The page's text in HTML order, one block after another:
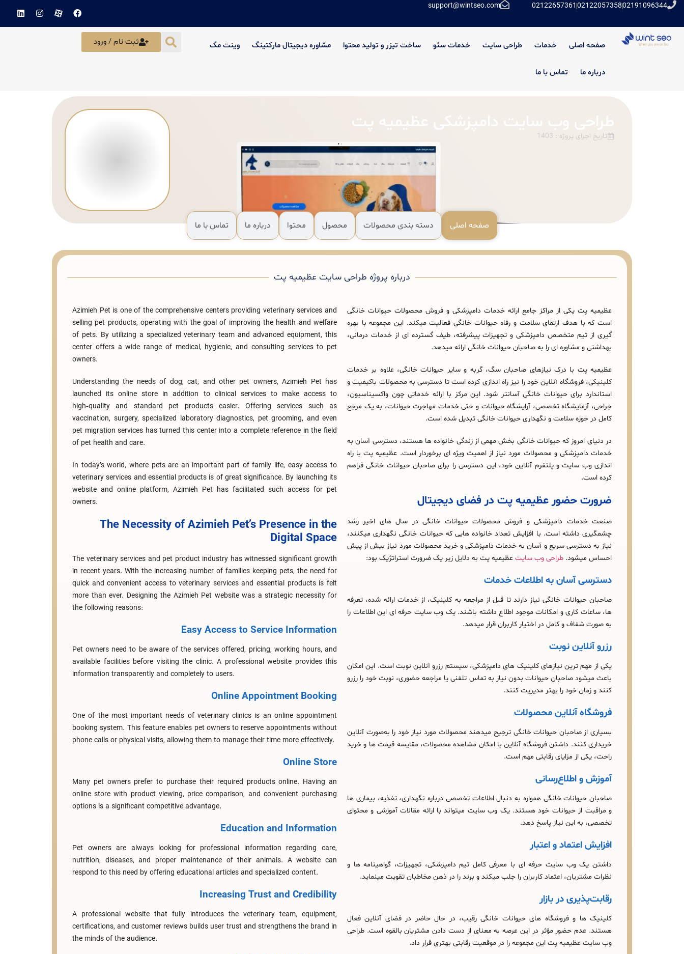
02191096344
02122057358
02122657361
support@wintseo.com
صفحه اصلی خدمات طراحی سایت خدمات سئو ساخت تیزر و تولید محتوا مشاوره دیجیتال مارکتینگ وینت مگ
درباره ما تماس با ما
ثبت نام / ورود
طراحی وب سایت دامپزشکی عظیمیه پت
تاریخ اجرای پروژه : 1403
صفحه اصلی دسته بندی محصولات محصول محتوا درباره ما تماس با ما
درباره پروژه طراحی سایت عظیمیه پت
عظیمیه پت یکی از مراکز جامع ارائه خدمات دامپزشکی و فروش محصولات حیوانات خانگی
است که با هدف ارتقای سلامت و رفاه حیوانات خانگی فعالیت میکند. این مجموعه با بهره‌
گیری از تیم متخصص دامپزشکی و تجهیزات پیشرفته، طیف گسترده‌ ای از خدمات درمانی،
بهداشتی و مشاوره‌ ای را به صاحبان حیوانات خانگی ارائه میدهد.
عظیمیه پت با درک نیازهای صاحبان سگ، گربه و سایر حیوانات خانگی، علاوه بر خدمات
کلینیکی، فروشگاه آنلاین خود را نیز راه‌ اندازی کرده است تا دسترسی به محصولات باکیفیت و
استاندارد برای حیوانات خانگی آسانتر شود. این مرکز با ارائه خدماتی چون واکسیناسیون،
جراحی، آزمایشگاه تخصصی، آرایشگاه حیوانات و حتی خدمات مهاجرت حیوانات، به یک مرجع
کامل در حوزه سلامت و نگهداری حیوانات خانگی تبدیل شده است.
در دنیای امروز که حیوانات خانگی بخش مهمی از زندگی خانواده‌ ها هستند، دسترسی آسان به
خدمات دامپزشکی و محصولات مورد نیاز از اهمیت ویژه‌ ای برخوردار است. عظیمیه پت با راه‌
اندازی وب‌ سایت و پلتفرم آنلاین خود، این دسترسی را برای صاحبان حیوانات خانگی فراهم
کرده است.
ضرورت حضور عظیمیه پت در فضای دیجیتال
صنعت خدمات دامپزشکی و فروش محصولات حیوانات خانگی در سال‌ های اخیر رشد
چشمگیری داشته است. با افزایش تعداد خانواده‌ هایی که حیوانات خانگی نگهداری میکنند،
نیاز به دسترسی سریع و آسان به خدمات دامپزشکی و خرید محصولات مورد نیاز بیش از پیش
احساس میشود. طراحی وب سایت عظیمیه پت به دلایل زیر یک ضرورت استراتژیک بود:
دسترسی آسان به اطلاعات خدمات
صاحبان حیوانات خانگی نیاز دارند تا قبل از مراجعه به کلینیک، از خدمات ارائه‌ شده، تعرفه‌
ها، ساعات کاری و امکانات موجود اطلاع داشته باشند. یک وب‌ سایت حرفه‌ ای این اطلاعات را
به‌ صورت شفاف و کامل در اختیار کاربران قرار میدهد.
رزرو آنلاین نوبت
یکی از مهم‌ ترین نیازهای کلینیک‌ های دامپزشکی، سیستم رزرو آنلاین نوبت است. این امکان
باعث میشود صاحبان حیوانات بدون نیاز به تماس تلفنی یا مراجعه حضوری، نوبت خود را رزرو
کنند و زمان خود را بهتر مدیریت کنند.
فروشگاه آنلاین محصولات
بسیاری از صاحبان حیوانات خانگی ترجیح میدهند محصولات مورد نیاز خود را به‌صورت آنلاین
خریداری کنند. داشتن فروشگاه آنلاین با امکان مشاهده محصولات، مقایسه قیمت‌ ها و خرید
راحت، یکی از مزایای رقابتی مهم است.
آموزش و اطلاع‌رسانی
صاحبان حیوانات خانگی همواره به دنبال اطلاعات تخصصی درباره نگهداری، تغذیه، بیماری‌ ها
و مراقبت از حیوانات خود هستند. یک وب‌ سایت میتواند با ارائه مقالات آموزشی و محتوای
تخصصی، به این نیاز پاسخ دهد.
افزایش اعتماد و اعتبار
داشتن یک وب‌ سایت حرفه‌ ای با معرفی کامل تیم دامپزشکی، تجهیزات، گواهینامه‌ ها و
نظرات مشتریان، اعتماد کاربران را جلب میکند و برند را در ذهن مخاطبان تقویت مینماید.
رقابت‌پذیری در بازار
کلینیک‌ ها و فروشگاه‌ های حیوانات خانگی رقیب، در حال حاضر در فضای آنلاین فعال
هستند. عدم حضور مؤثر در این عرصه به معنای از دست دادن مشتریان بالقوه است. طراحی
وب سایت عظیمیه پت این مجموعه را در موقعیت رقابتی بهتری قرار داد.
Azimieh Pet is one of the comprehensive centers providing veterinary services and
selling pet products, operating with the goal of improving the health and welfare
of pets. By utilizing a specialized veterinary team and advanced equipment, this
center offers a wide range of medical, hygienic, and consulting services to pet
owners.
Understanding the needs of dog, cat, and other pet owners, Azimieh Pet has
launched its online store in addition to clinical services to make access to
high‑quality and standard pet products easier. Offering services such as
vaccination, surgery, specialized laboratory diagnostics, pet grooming, and even
pet migration services has turned this center into a complete reference in the field
of pet health and care.
In today’s world, where pets are an important part of family life, easy access to
veterinary services and essential products is of great significance. By launching its
website and online platform, Azimieh Pet has facilitated such access for pet
owners.
The Necessity of Azimieh Pet’s Presence in the
Digital Space
The veterinary services and pet product industry has witnessed significant growth
in recent years. With the increasing number of families keeping pets, the need for
quick and convenient access to veterinary services and essential products is felt
more than ever. Designing the Azimieh Pet website was a strategic necessity for
the following reasons:
Easy Access to Service Information
Pet owners need to be aware of the services offered, pricing, working hours, and
available facilities before visiting the clinic. A professional website provides this
information transparently and completely to users.
Online Appointment Booking
One of the most important needs of veterinary clinics is an online appointment
booking system. This feature enables pet owners to reserve appointments without
phone calls or physical visits, allowing them to manage their time more effectively.
Online Store
Many pet owners prefer to purchase their required products online. Having an
online store with product viewing, price comparison, and convenient purchasing
options is a significant competitive advantage.
Education and Information
Pet owners are always looking for professional information regarding care,
nutrition, diseases, and proper maintenance of their animals. A website can
respond to this need by offering educational articles and specialized content.
Increasing Trust and Credibility
A professional website that fully introduces the veterinary team, equipment,
certifications, and customer reviews builds user trust and strengthens the brand in
the minds of the audience.